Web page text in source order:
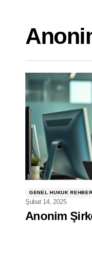
GENEL HUKUK
Şubat 14, 2025
Anonim